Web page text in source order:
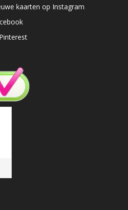
kaarten op Instagram